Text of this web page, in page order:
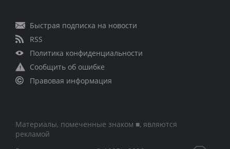
Быстрая подписка на новости
RSS
Политика конфиденциальности
Сообщить об ошибке
Правовая информация
Материалы, помеченные знаком ■, являются
рекламой